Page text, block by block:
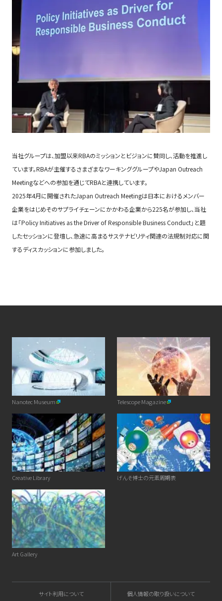
当社グループは、加盟以来RBAのミッションとビジョンに賛同し、活動を推進し
ています。RBAが主催するさまざまなワーキンググループやJapan Outreach
Meetingなどへの参加を通じてRBAと連携しています。
2025年4月に開催されたJapan Outreach Meetingは日本におけるメンバー
企業をはじめそのサプライチェーンにかかわる企業から225名が参加し、当社
は「Policy Initiatives as the Driver of Responsible Business Conduct」と題
したセッションに登壇し、急速に高まるサステナビリティ関連の法規制対応に関
するディスカッションに参加しました。
Nanotec Museum Telescope Magazine
Creative Library げんそ博士の元素周期表
Art Gallery
サイト利用について 個人情報の取り扱いについて